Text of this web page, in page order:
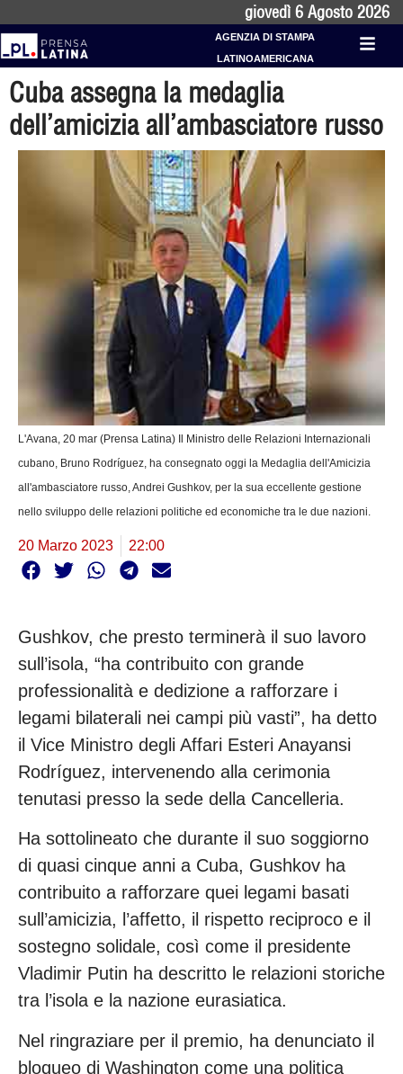
giovedì 6 Agosto 2026
AGENZIA DI STAMPA
LATINOAMERICANA
Cuba assegna la medaglia
dell’amicizia all’ambasciatore russo
L'Avana, 20 mar (Prensa Latina) Il Ministro delle Relazioni Internazionali
cubano, Bruno Rodríguez, ha consegnato oggi la Medaglia dell'Amicizia
all'ambasciatore russo, Andrei Gushkov, per la sua eccellente gestione
nello sviluppo delle relazioni politiche ed economiche tra le due nazioni.
20 Marzo 2023 22:00
Gushkov, che presto terminerà il suo lavoro
sull’isola, “ha contribuito con grande
professionalità e dedizione a rafforzare i
legami bilaterali nei campi più vasti”, ha detto
il Vice Ministro degli Affari Esteri Anayansi
Rodríguez, intervenendo alla cerimonia
tenutasi presso la sede della Cancelleria.
Ha sottolineato che durante il suo soggiorno
di quasi cinque anni a Cuba, Gushkov ha
contribuito a rafforzare quei legami basati
sull’amicizia, l’affetto, il rispetto reciproco e il
sostegno solidale, così come il presidente
Vladimir Putin ha descritto le relazioni storiche
tra l’isola e la nazione eurasiatica.
Nel ringraziare per il premio, ha denunciato il
bloqueo di Washington come una politica